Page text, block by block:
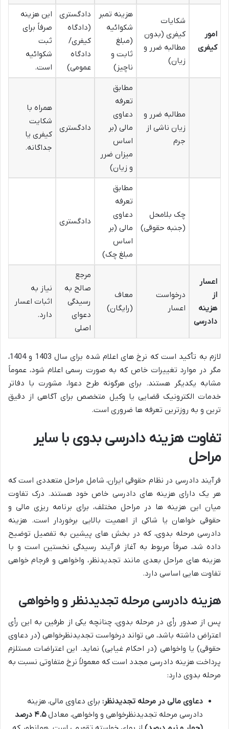
امور
کیفری
شکایات
کیفری (بدون
مطالبه ضرر و
زیان)
هزینه تمبر
شکوائیه
(مبلغ
ثابت و
ناچیز)
دادگستری
(دادگاه
کیفری/
دادگاه
عمومی)
این هزینه
صرفاً برای
ثبت
شکوائیه
است.
مطالبه ضرر و
زیان ناشی از
جرم
مطابق
تعرفه
دعاوی
مالی (بر
اساس
میزان ضرر
و زیان)
دادگستری
همراه با
شکایت
کیفری یا
جداگانه.
چک بلامحل
(جنبه حقوقی)
مطابق
تعرفه
دعاوی
مالی (بر
اساس
مبلغ چک)
دادگستری
اعسار
از
هزینه
دادرسی
درخواست
اعسار
معاف
(رایگان)
مرجع
صالح به
رسیدگی
دعوای
اصلی
نیاز به
اثبات اعسار
دارد.
لازم به تأکید است که نرخ های اعلام شده برای سال 1403 و 1404،
مگر در موارد تغییرات خاص که به صورت رسمی اعلام شود، عموماً
مشابه یکدیگر هستند. برای هرگونه طرح دعوا، مشورت با دفاتر
خدمات الکترونیک قضایی یا وکیل متخصص برای آگاهی از دقیق
ترین و به روزترین تعرفه ها ضروری است.
تفاوت هزینه دادرسی بدوی با سایر
مراحل
فرآیند دادرسی در نظام حقوقی ایران، شامل مراحل متعددی است که
هر یک دارای هزینه های دادرسی خاص خود هستند. درک تفاوت
میان این هزینه ها در مراحل مختلف، برای برنامه ریزی مالی و
حقوقی خواهان یا شاکی از اهمیت بالایی برخوردار است. هزینه
دادرسی مرحله بدوی، که در بخش های پیشین به تفصیل توضیح
داده شد، صرفاً مربوط به آغاز فرآیند رسیدگی نخستین است و با
هزینه های مراحل بعدی مانند تجدیدنظر، واخواهی و فرجام خواهی
تفاوت هایی اساسی دارد.
هزینه دادرسی مرحله تجدیدنظر و واخواهی
پس از صدور رأی در مرحله بدوی، چنانچه یکی از طرفین به این رأی
اعتراض داشته باشد، می تواند درخواست تجدیدنظرخواهی (در دعاوی
حقوقی) یا واخواهی (در احکام غیابی) نماید. این اعتراضات مستلزم
پرداخت هزینه دادرسی مجدد است که معمولاً نرخ متفاوتی نسبت به
مرحله بدوی دارد:
دعاوی مالی در مرحله تجدیدنظر: برای دعاوی مالی، هزینه
دادرسی مرحله تجدیدنظرخواهی و واخواهی، معادل
۴.۵ درصد